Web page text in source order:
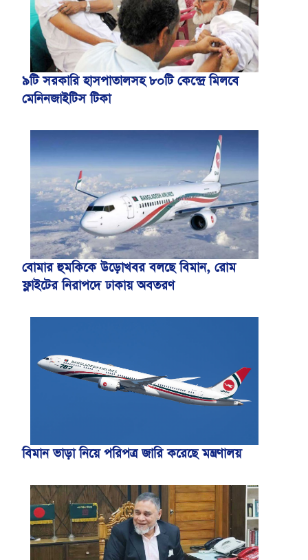
৯টি সরকারি হাসপাতালসহ ৮০টি কেন্দ্রে মিলবে
মেনিনজাইটিস টিকা
বোমার হুমকিকে উড়োখবর বলছে বিমান, রোম
ফ্লাইটের নিরাপদে ঢাকায় অবতরণ
বিমান ভাড়া নিয়ে পরিপত্র জারি করেছে মন্ত্রণালয়